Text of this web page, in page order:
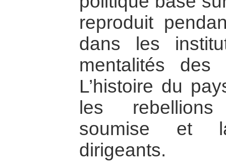
reproduit
dans les
mentalités
L’histoire du
les
soumise et
dirigeants.